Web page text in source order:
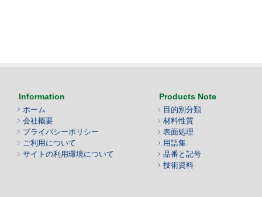
Information
ホーム
会社概要
プライバシーポリシー
ご利用について
サイトの利用環境について
Products Note
目的別分類
材料性質
表面処理
用語集
品番と記号
技術資料